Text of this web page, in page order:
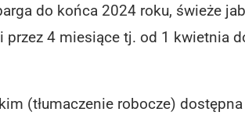
do końca 2024 roku, świeże
przez 4 miesiące tj. od 1 kwietnia
(tłumaczenie robocze)